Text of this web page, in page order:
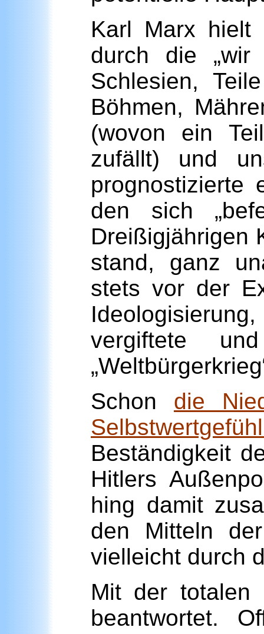
Karl Marx hielt
durch die „wir
Schlesien,
Böhmen,
(wovon ein
zufällt) und
prognostizierte
den sich
Dreißigjährigen
stand, ganz
stets vor der
vergiftete
Schon die
Beständigkeit
Hitlers
hing damit
den Mitteln
vielleicht durch
Mit der totalen
beantwortet.